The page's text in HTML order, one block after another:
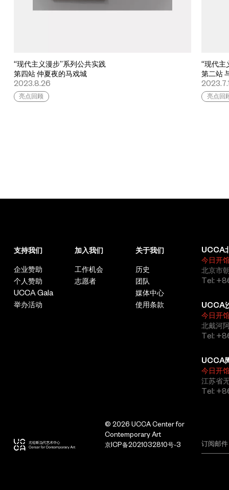
“现代主义漫步”系列公共实践
第四站 仲夏夜的马戏城
2023.8.26
亮点回顾
“现代主
第二站
亮点回
支持我们
企业赞助
个人赞助
UCCA Gala
举办活动
加入我们
工作机会
志愿者
关于我们
历史
团队
媒体中心
使用条款
UCCA
今日开
北京市
Tel:
UCCA
今日开
北戴河
Tel:
UCCA
今日开
江苏省
Tel:
© 2026 UCCA Center for
Contemporary Art
京ICP备2021032810号-3